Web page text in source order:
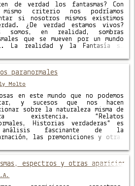
de verdad los fantasmas? Con
criterio nos podríamos
si nosotros mismos existimos
¿De verdad estamos vivos?
somos, en realidad, sombras
que se mueven por un mundo
La realidad y la Fantasía se
que llevamos existencia. El
paranormales
Molto
en este mundo que no podemos
y sucesos que nos hacen
sobre la naturaleza misma de
existencia. “Relatos
Historias verdaderas” es
fascinante de la
las premoniciones y otras
una perspectiva científica,
y la investigación actual. El
espectros y otras apariciones